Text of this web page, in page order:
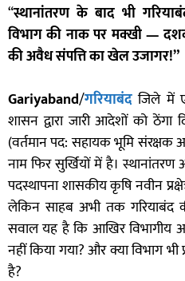
“स्थानांतरण के बाद भी
विभाग की नाक पर मक्खी —
की अवैध संपत्ति का खेल उजागर!”
Gariyaband/गरियाबंद जिले में
शासन द्वारा जारी आदेशों को
(वर्तमान पद: सहायक भूमि संरक्षक
नाम फिर सुर्खियों में है।
पदस्थापना शासकीय कृषि नवीन
लेकिन साहब अभी तक गरियाबंद
सवाल यह है कि आखिर विभागीय
नहीं किया गया? और क्या विभाग
है?